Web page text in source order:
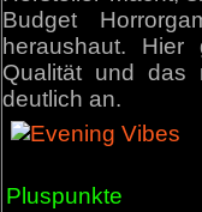
Budget
heraushaut.
Qualität und das
deutlich an.
Pluspunkte